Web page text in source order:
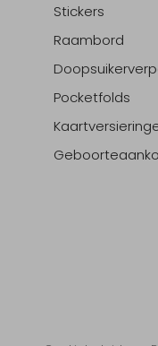
Stickers
Raambord
Pocketfolds